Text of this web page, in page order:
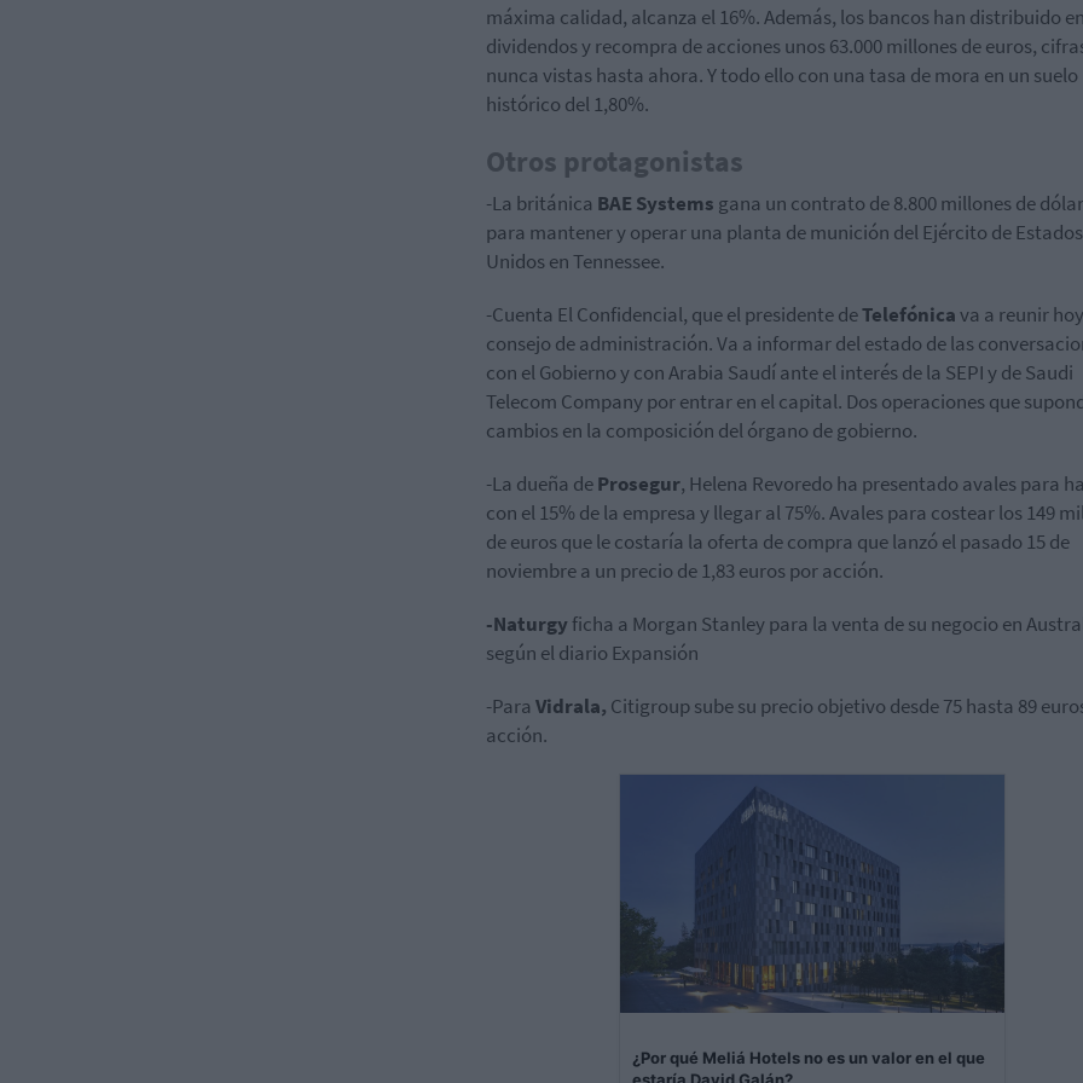
máxima calidad, alcanza el 16%. Además, los bancos han distribuido
dividendos y recompra de acciones unos 63.000 millones de euros,
nunca vistas hasta ahora. Y todo ello con una tasa de mora en un suelo
histórico del 1,80%.
Otros protagonistas
-La británica BAE Systems gana un contrato de 8.800 millones de
para mantener y operar una planta de munición del Ejército de Estados
Unidos en Tennessee.
-Cuenta El Confidencial, que el presidente deTelefónicava a reunir
consejo de administración. Va a informar del estado de las
con el Gobierno y con Arabia Saudí ante el interés de la SEPI y de Saudi
Telecom Company por entrar en el capital. Dos operaciones que
cambios en la composición del órgano de gobierno.
-La dueña deProsegur, Helena Revoredo ha presentado avales para
con el 15% de la empresa y llegar al 75%. Avales para costear los 149
de euros que le costaría la oferta de compra que lanzó el pasado 15 de
noviembre a un precio de 1,83 euros por acción.
-Naturgyficha a Morgan Stanley para la venta de su negocio en
según el diario Expansión
-Para Vidrala, Citigroup sube su precio objetivo desde 75 hasta 89
acción.
¿Por qué Meliá Hotels no es un valor en el que